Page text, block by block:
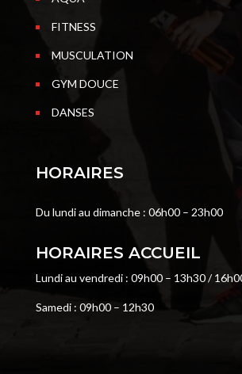
FITNESS
MUSCULATION
GYM DOUCE
DANSES
HORAIRES
Du lundi au dimanche : 06h00 – 23h00
HORAIRES ACCUEIL
Lundi au vendredi : 09h00 – 13h30 /
Samedi : 09h00 – 12h30